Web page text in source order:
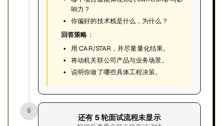
响力？
你偏好的技术栈是什么，为什么？
回答策略 ：
用 CAR/STAR，并尽量量化结果。
将动机关联公司产品与业务场景。
说明你做了哪些具体工程决策。
🔒
还有 5轮面试流程未显示